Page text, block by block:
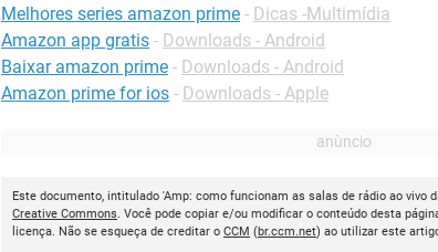
Melhores series amazon prime - Dicas -Multimídia
Amazon app gratis - Downloads - Android
Baixar amazon prime - Downloads - Android
Amazon prime for ios - Downloads - Apple
Este documento, intitulado 'Amp: como funcionam as salas de rádio ao vivo
Creative Commons. Você pode copiar e/ou modificar o conteúdo desta
licença. Não se esqueça de creditar o CCM (br.ccm.net) ao utilizar este